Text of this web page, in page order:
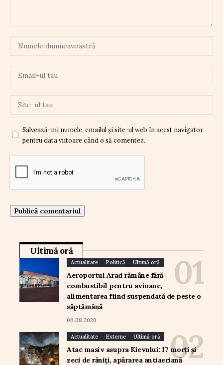
Salvează-mi numele, emailul și site-ul web în acest navigator
pentru data viitoare când o să comentez.
Ultimă oră
Actualitate Politică Ultimă oră
Aeroportul Arad rămâne fără
combustibil pentru avioane,
alimentarea fiind suspendată de peste o
săptămână
06.08.2026
Actualitate Externe Ultimă oră
Atac masiv asupra Kievului: 17 morți și
zeci de răniți, apărarea antiaeriană